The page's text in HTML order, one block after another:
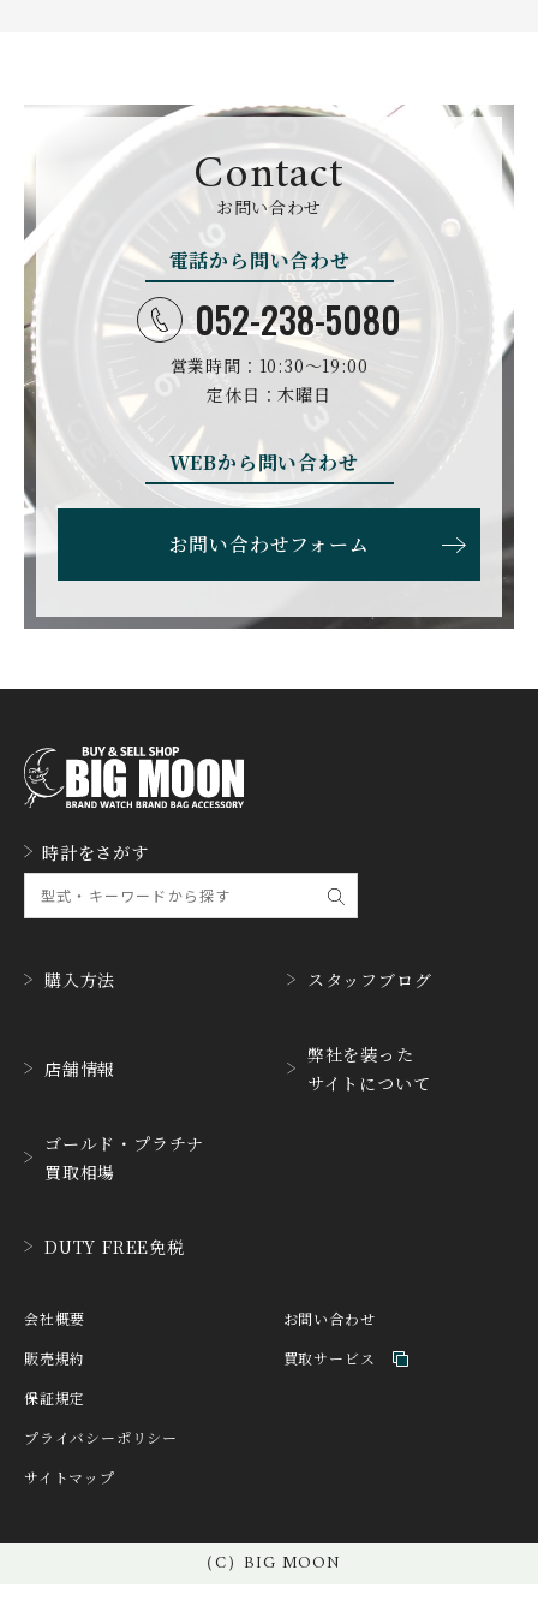
BELL＆ROSS
ベル＆ロス
SINN
CARTIER CHANEL
シャネル
CHOPARD
ショパール
SEIKO
セイコー
GLASHUTTE ORIGINA
グラスヒュッテ・オリジ
CHRONOSWISS
クロノスイス
ALAIN SILBERSTEIN
アラン・シルベスタイン
CITIZEN
シチズン
BAMFORD LONDON
バンフォード・ロンドン
BAUME&MERCIER
ボーム＆メルシエ
BEAUBLEU BELL＆ROSS
BLANCPAIN
ブランパン
BOLDR Supply Compan
y
ボルダー・サプライ・カ
ンパニー
BREGUET
ブレゲ
BREITLING
ブライトリング
BRUNO SOHNLE Glash
utte
ブルーノ・ゾンレー・ グ
ラスヒュッテ
BVLGARI
CARL F. BUCHERER CARTIER
CASIO CEDRIC JOHNER
CHANEL
シャネル
クリストファー・ウォー
ド
CHRONOSWISS CITIZEN
CUERVOY SOBRINOS CVSTOS
CYRUS CZAPEK
チャペック
D. DORNBLÜTH&SOH
N
D.ドルンブルート＆ゾー
DANIEL ROTH
ダニエル・ロート
DUBEY&SCHALDENBR
AND E.C.W
ー・ウォッチ
エベラール
ETERNA
ファーブル・ルーバ
FORTIS
Contact
お問い合わせ
電話から問い合わせ
052-238-5080
営業時間：10:30〜19:00
定休日：木曜日
WEBから問い合わせ
お問い合わせフォーム
時計をさがす
購入方法
店舗情報
ゴールド・プラチナ
買取相場
DUTY FREE免税
スタッフブログ
弊社を装った
サイトについて
会社概要
販売規約
保証規定
プライバシーポリシー
サイトマップ
お問い合わせ
買取サービス
（C）BIG MOON